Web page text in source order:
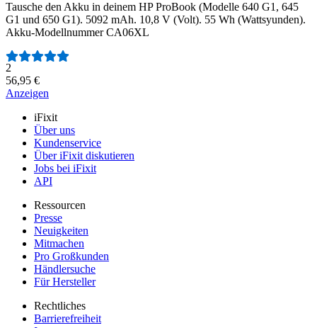
Tausche den Akku in deinem HP ProBook (Modelle 640 G1, 645
G1 und 650 G1). 5092 mAh. 10,8 V (Volt). 55 Wh (Wattsyunden).
Akku-Modellnummer CA06XL
Anzahl der Bewertungen:
2
56,95 €
Anzeigen
iFixit
Über uns
Kundenservice
Über iFixit diskutieren
Jobs bei iFixit
API
Ressourcen
Presse
Neuigkeiten
Mitmachen
Pro Großkunden
Händlersuche
Für Hersteller
Rechtliches
Barrierefreiheit